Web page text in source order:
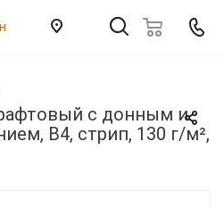
с донным и
B4, стрип, 130 г/м²,